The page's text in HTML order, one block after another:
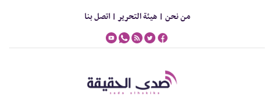
من نحن |هيئة التحرير |اتصل بنا